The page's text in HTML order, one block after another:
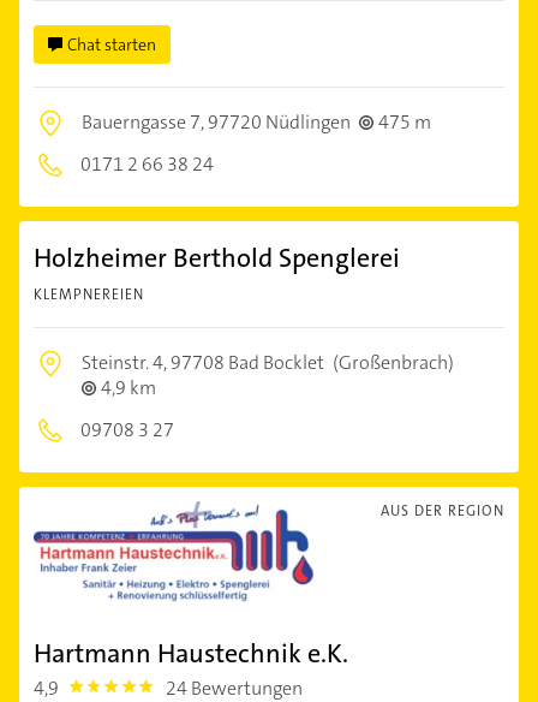
Chat starten
Bauerngasse 7,97720 Nüdlingen
475 m
0171 2 66 38 24
Holzheimer Berthold Spenglerei
KLEMPNEREIEN
Steinstr. 4,97708 Bad Bocklet (Großenbrach)
4,9 km
09708 3 27
AUS DER REGION
Hartmann Haustechnik e.K.
4,9 4.9 24 Bewertungen